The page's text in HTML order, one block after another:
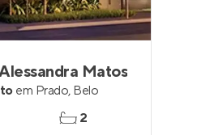
Matos
em Prado, Belo
2